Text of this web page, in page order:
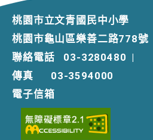
桃園市立文青國民中小學
桃園市龜山區樂善二路778號
聯絡電話
03-3280480 |
傳真
03-3594000
電子信箱